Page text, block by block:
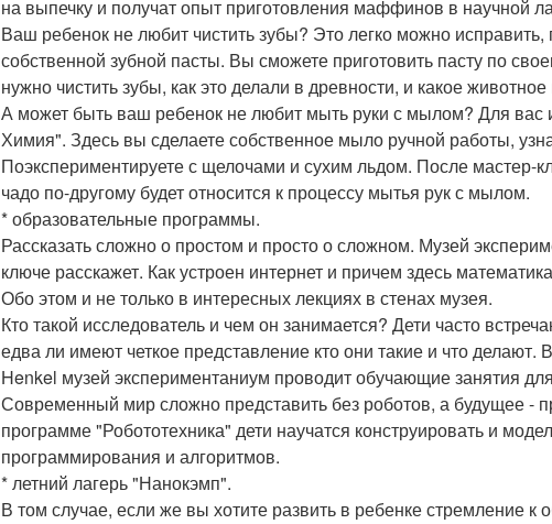
на выпечку и получат опыт приготовления маффинов в научной
Ваш ребенок не любит чистить зубы? Это легко можно исправить,
собственной зубной пасты. Вы сможете приготовить пасту по
нужно чистить зубы, как это делали в древности, и какое
А может быть ваш ребенок не любит мыть руки с мылом? Для вас
Химия". Здесь вы сделаете собственное мыло ручной работы,
Поэкспериментируете с щелочами и сухим льдом. После
чадо по-другому будет относится к процессу мытья рук с мылом.
* образовательные программы.
Рассказать сложно о простом и просто о сложном. Музей
ключе расскажет. Как устроен интернет и причем здесь
Обо этом и не только в интересных лекциях в стенах музея.
Кто такой исследователь и чем он занимается? Дети часто
едва ли имеют четкое представление кто они такие и что
Henkel музей экспериментаниум проводит обучающие занятия
Современный мир сложно представить без роботов, а будущее -
программе "Робототехника" дети научатся конструировать и
программирования и алгоритмов.
* летний лагерь "Нанокэмп".
В том случае, если же вы хотите развить в ребенке стремление